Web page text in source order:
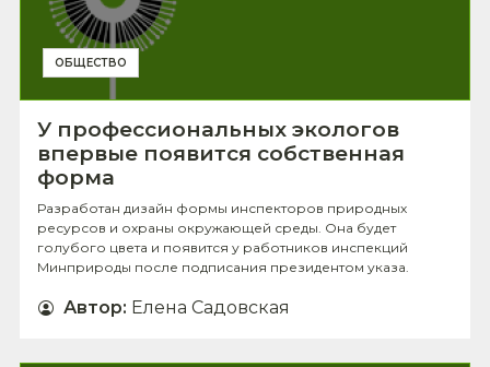
ОБЩЕСТВО
У профессиональных экологов
впервые появится собственная
форма
Разработан дизайн формы инспекторов природных
ресурсов и охраны окружающей среды. Она будет
голубого цвета и появится у работников инспекций
Минприроды после подписания президентом указа.
Автор: Елена Садовская